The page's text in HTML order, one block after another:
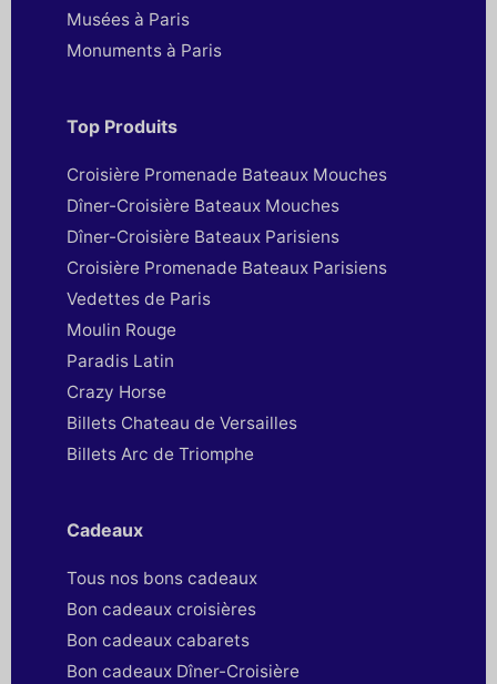
Musées à Paris
Monuments à Paris
Top Produits
Croisière Promenade Bateaux Mouches
Dîner-Croisière Bateaux Mouches
Dîner-Croisière Bateaux Parisiens
Croisière Promenade Bateaux Parisiens
Vedettes de Paris
Moulin Rouge
Paradis Latin
Crazy Horse
Billets Chateau de Versailles
Billets Arc de Triomphe
Cadeaux
Tous nos bons cadeaux
Bon cadeaux croisières
Bon cadeaux cabarets
Bon cadeaux Dîner-Croisière